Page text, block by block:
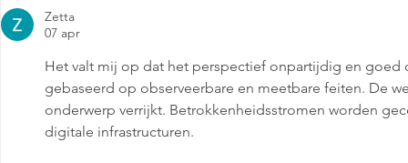
Zetta
07 apr
Het valt mij op dat het perspectief onpartijdig en
gebaseerd op observeerbare en meetbare feiten. De
onderwerp verrijkt. Betrokkenheidsstromen worden
digitale infrastructuren.